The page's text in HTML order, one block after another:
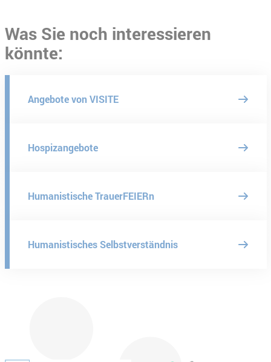
Was Sie noch interessieren
könnte:
Angebote von VISITE
Hospizangebote
Humanistische TrauerFEIERn
Humanistisches Selbstverständnis